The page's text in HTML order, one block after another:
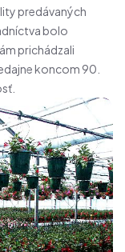
predávaných
bolo
prichádzali
koncom 90.